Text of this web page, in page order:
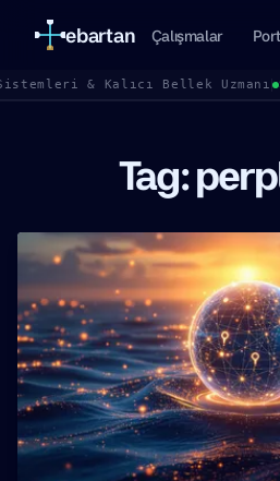
ebartan Çalışmalar
& Kalıcı Bellek Uzmanı
Tag: